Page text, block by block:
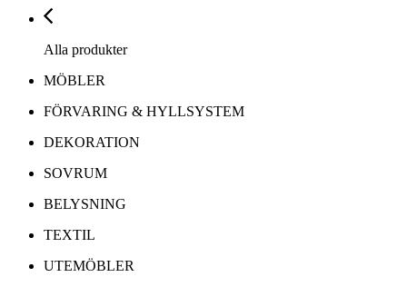
Alla produkter
MÖBLER
FÖRVARING & HYLLSYSTEM
DEKORATION
SOVRUM
BELYSNING
TEXTIL
UTEMÖBLER